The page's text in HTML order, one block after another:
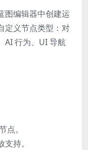
图编辑器中创建运
定义节点类型：对
AI 行为、UI 导航
点。
持。